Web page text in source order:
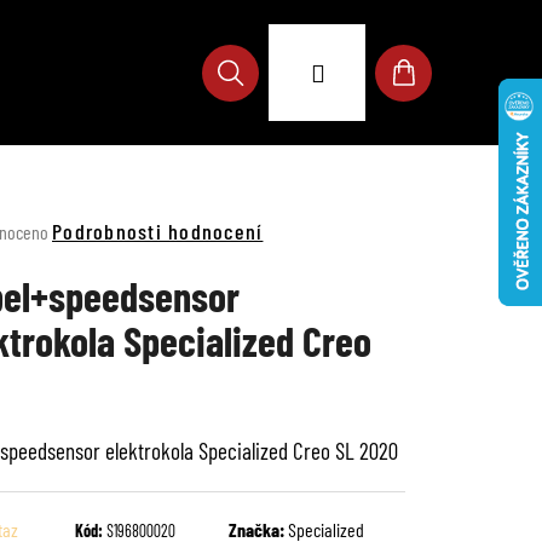
Hledat
Přihlášení
Nákupní
Podrobnosti hodnocení
Specialized Creo
elektrokola Specialized Creo SL 2020
Kód:S196800020 Značka:Specialized